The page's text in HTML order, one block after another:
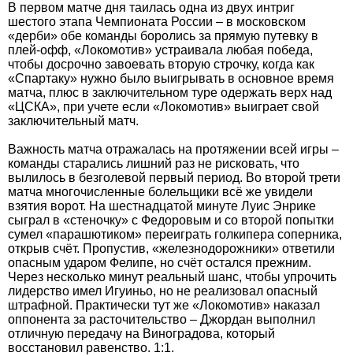
В первом матче дня таилась одна из двух интриг
шестого этапа Чемпионата России – в московском
«дерби» обе команды боролись за прямую путевку в
плей-офф, «Локомотив» устраивала любая победа,
чтобы досрочно завоевать вторую строчку, когда как
«Спартаку» нужно было выигрывать в основное время
матча, плюс в заключительном туре одержать верх над
«ЦСКА», при учете если «Локомотив» выиграет свой
заключительный матч.
Важность матча отражалась на протяжении всей игры –
команды старались лишний раз не рисковать, что
вылилось в безголевой первый период. Во второй трети
матча многочисленные болельщики всё же увидели
взятия ворот. На шестнадцатой минуте Луис Энрике
сыграл в «стеночку» с Федоровым и со второй попытки
сумел «парашютиком» переиграть голкипера соперника,
открыв счёт. Пропустив, «железнодорожники» ответили
опасным ударом Фелипе, но счёт остался прежним.
Через несколько минут реальный шанс, чтобы упрочить
лидерство имел Игуиньо, но не реализовал опасный
штрафной. Практически тут же «Локомотив» наказал
оппонента за расточительство – Джордан выполнил
отличную передачу на Виноградова, который
восстановил равенство. 1:1.